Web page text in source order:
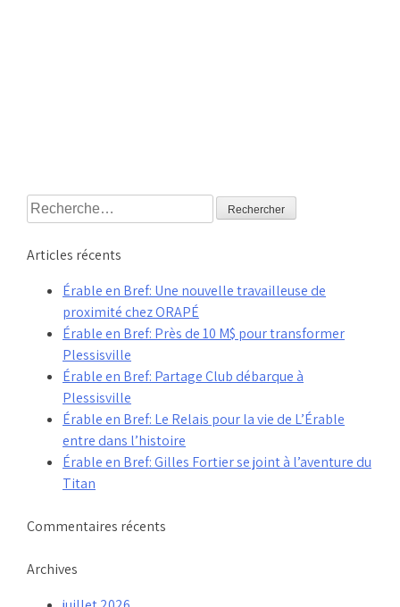
Rechercher :
Articles récents
Érable en Bref: Une nouvelle travailleuse de
proximité chez ORAPÉ
Érable en Bref: Près de 10 M$ pour transformer
Plessisville
Érable en Bref: Partage Club débarque à
Plessisville
Érable en Bref: Le Relais pour la vie de L’Érable
entre dans l’histoire
Érable en Bref: Gilles Fortier se joint à l’aventure du
Titan
Commentaires récents
Archives